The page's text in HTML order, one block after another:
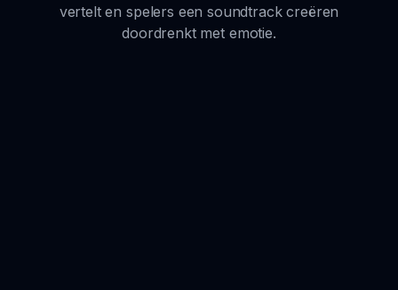
vertelt en spelers een soundtrack creëren
doordrenkt met emotie.